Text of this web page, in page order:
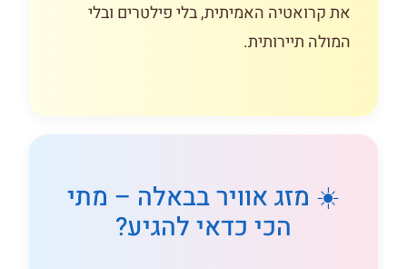
את קרואטיה האמיתית, בלי פילטרים ובלי
המולה תיירותית.
☀️ מזג אוויר בבאלה – מתי
הכי כדאי להגיע?